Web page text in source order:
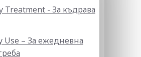
Treatment - За къдрава
Use – За ежедневна